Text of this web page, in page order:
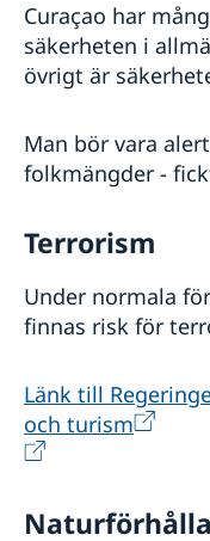
Curaçao har
säkerheten i
övrigt är
Man bör vara
folkmängder -
Terrorism
Under normala
finnas risk för
Länk till
och turism